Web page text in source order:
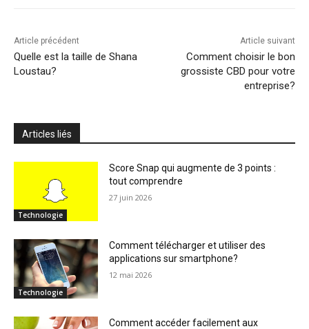
Article précédent
Quelle est la taille de Shana
Loustau?
Article suivant
Comment choisir le bon
grossiste CBD pour votre
entreprise?
Articles liés
Technologie
Score Snap qui augmente de 3 points :
tout comprendre
27 juin 2026
Technologie
Comment télécharger et utiliser des
applications sur smartphone?
12 mai 2026
Comment accéder facilement aux